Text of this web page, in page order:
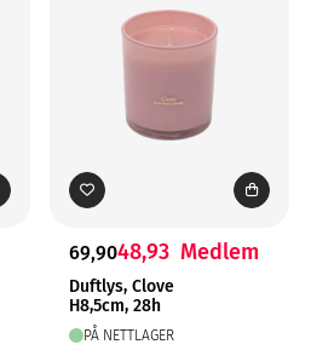
48,93 Medlem
69,90
Duftlys, Clove
H8,5cm, 28h
PÅ NETTLAGER